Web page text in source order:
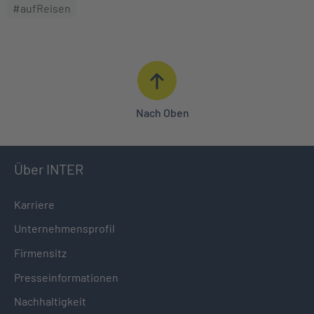
#aufReisen
Nach Oben
Über INTER
Karriere
Unternehmensprofil
Firmensitz
Presseinformationen
Nachhaltigkeit